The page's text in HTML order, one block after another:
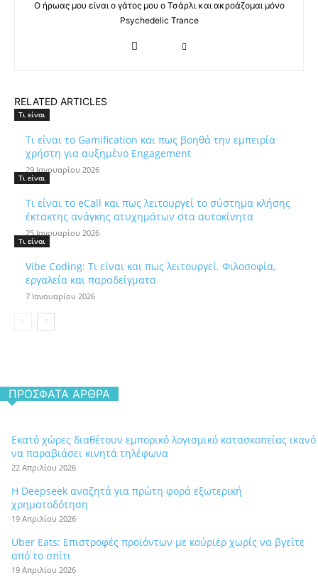
Ο ήρωας μου είναι ο γάτος μου ο Τσάρλι και ακροάζομαι μόνο
Psychedelic Trance
RELATED ARTICLES
Τι είναι
Τι είναι το Gamification και πως βοηθά την εμπειρία
χρήστη για αυξημένο Engagement
29 Ιανουαρίου 2026
Τι είναι
Τι είναι το eCall και πως λειτουργεί το σύστημα κλήσης
έκτακτης ανάγκης ατυχημάτων στα αυτοκίνητα
25 Ιανουαρίου 2026
Τι είναι
Vibe Coding: Τι είναι και πως λειτουργεί. Φιλοσοφία,
εργαλεία και παραδείγματα
7 Ιανουαρίου 2026
ΠΡΌΣΦΑΤΑ ΆΡΘΡΑ
Εκατό χώρες διαθέτουν εμπορικό λογισμικό κατασκοπείας ικανό
να παραβιάσει κινητά τηλέφωνα
22 Απριλίου 2026
Η Deepseek αναζητά για πρώτη φορά εξωτερική
χρηματοδότηση
19 Απριλίου 2026
Uber Eats: Επιστροφές προϊόντων με κούριερ χωρίς να βγείτε
από το σπίτι
19 Απριλίου 2026